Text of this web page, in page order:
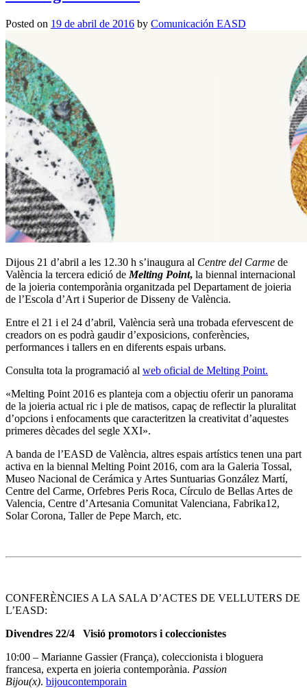
Posted on 19 de abril de 2016 by Comunicación EASD
Dijous 21 d’abril a les 12.30 h s’inaugura al Centre del Carme de
València la tercera edició de Melting Point, la biennal internacional
de la joieria contemporània organitzada pel Departament de joieria
de l’Escola d’Art i Superior de Disseny de València.
Entre el 21 i el 24 d’abril, València serà una trobada efervescent de
creadors on es podrà gaudir d’exposicions, conferències,
performances i tallers en en diferents espais urbans.
Consulta tota la programació al web oficial de Melting Point.
«Melting Point 2016 es planteja com a objectiu oferir un panorama
de la joieria actual ric i ple de matisos, capaç de reflectir la pluralitat
d’opcions i enfocaments que caracteritzen la creativitat d’aquestes
primeres dècades del segle XXI».
A banda de l’EASD de València, altres espais artístics tenen una part
activa en la biennal Melting Point 2016, com ara la Galeria Tossal,
Museo Nacional de Cerámica y Artes Suntuarias González Martí,
Centre del Carme, Orfebres Peris Roca, Círculo de Bellas Artes de
Valencia, Centre d’Artesania Comunitat Valenciana, Fabrika12,
Solar Corona, Taller de Pepe March, etc.
CONFERÈNCIES A LA SALA D’ACTES DE VELLUTERS DE
L’EASD:
Divendres 22/4 Visió promotors i coleccionistes
10:00 – Marianne Gassier (França), coleccionista i bloguera
francesa, experta en joieria contemporània. Passion
Bijou(x). bijoucontemporain